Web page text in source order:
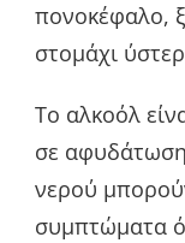
πονοκέφαλο,
στομάχι
Το αλκοόλ
σε
νερού
συμπτώματα